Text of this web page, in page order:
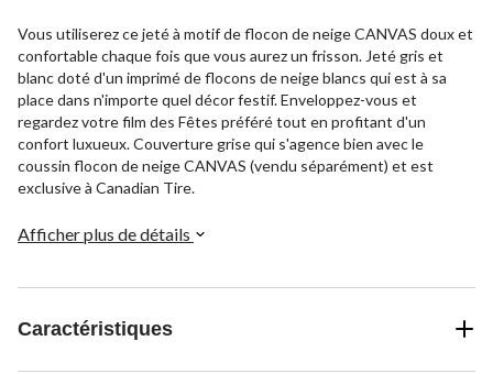
Vous utiliserez ce jeté à motif de flocon de neige CANVAS doux et
confortable chaque fois que vous aurez un frisson. Jeté gris et
blanc doté d'un imprimé de flocons de neige blancs qui est à sa
place dans n'importe quel décor festif. Enveloppez-vous et
regardez votre film des Fêtes préféré tout en profitant d'un
confort luxueux. Couverture grise qui s'agence bien avec le
coussin flocon de neige CANVAS (vendu séparément) et est
exclusive à Canadian Tire.
Afficher plus de détails
Caractéristiques